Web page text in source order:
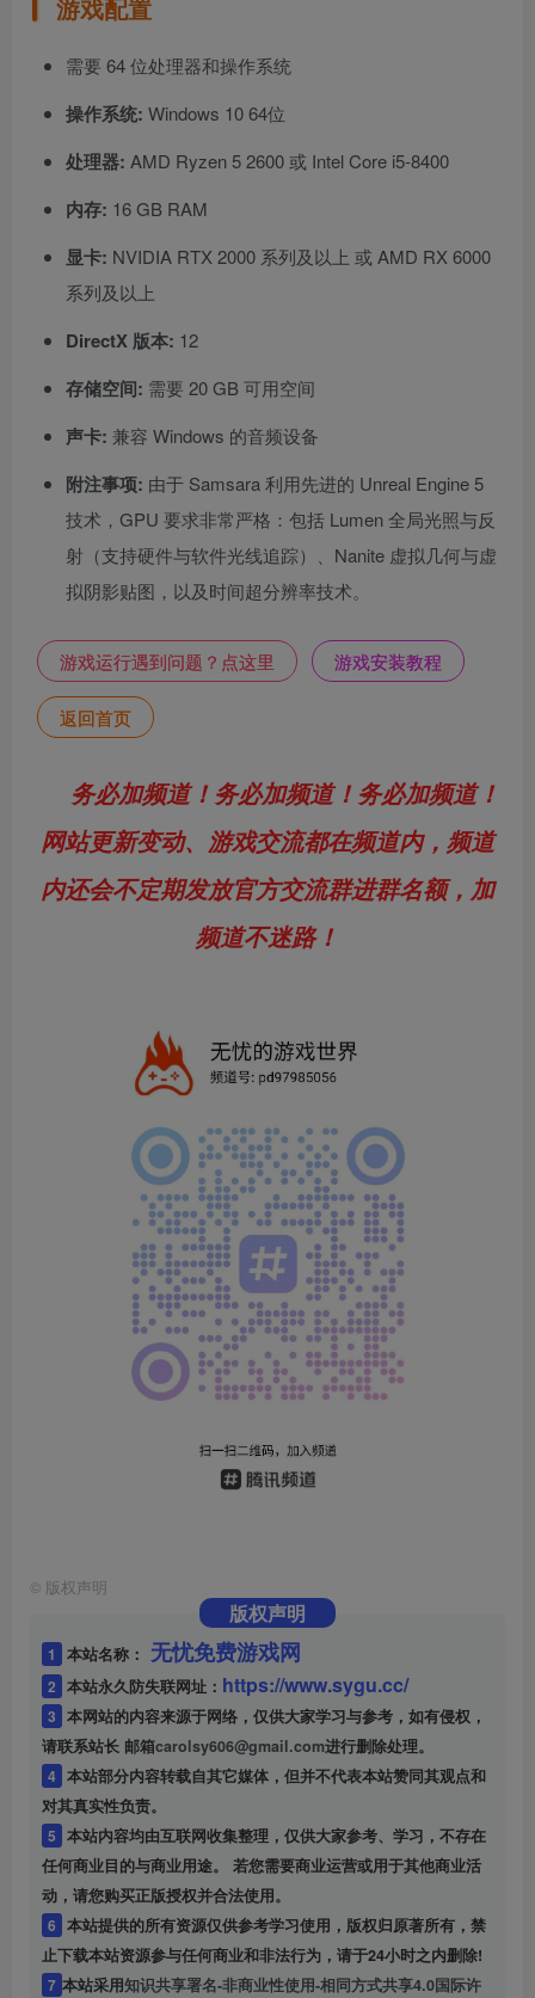
游戏配置
需要 64 位处理器和操作系统
操作系统: Windows 10 64位
处理器: AMD Ryzen 5 2600 或 Intel Core i5-8400
内存: 16 GB RAM
显卡: NVIDIA RTX 2000 系列及以上 或 AMD RX 6000
系列及以上
DirectX 版本: 12
存储空间: 需要 20 GB 可用空间
声卡: 兼容 Windows 的音频设备
附注事项: 由于 Samsara 利用先进的 Unreal Engine 5
技术，GPU 要求非常严格：包括 Lumen 全局光照与反
射（支持硬件与软件光线追踪）、Nanite 虚拟几何与虚
拟阴影贴图，以及时间超分辨率技术。
游戏运行遇到问题？点这里 游戏安装教程
返回首页
务必加频道！务必加频道！务必加频道！
网站更新变动、游戏交流都在频道内，频道
内还会不定期发放官方交流群进群名额，加
频道不迷路！
© 版权声明
版权声明
1 本站名称： 无忧免费游戏网
2 本站永久防失联网址： https://www.sygu.cc/
3 本网站的内容来源于网络，仅供大家学习与参考，如有侵权，
请联系站长 邮箱carolsy606@gmail.com进行删除处理。
4 本站部分内容转载自其它媒体，但并不代表本站赞同其观点和
对其真实性负责。
5
任何商业目的与商业用途。 若您需要商业运营或用于其他商业活
动，请您购买正版授权并合法使用。
6 本站提供的所有资源仅供参考学习使用，版权归原著所有，禁
止下载本站资源参与任何商业和非法行为，请于24小时之内删除!
7 本站采用知识共享署名-非商业性使用-相同方式共享4.0国际许